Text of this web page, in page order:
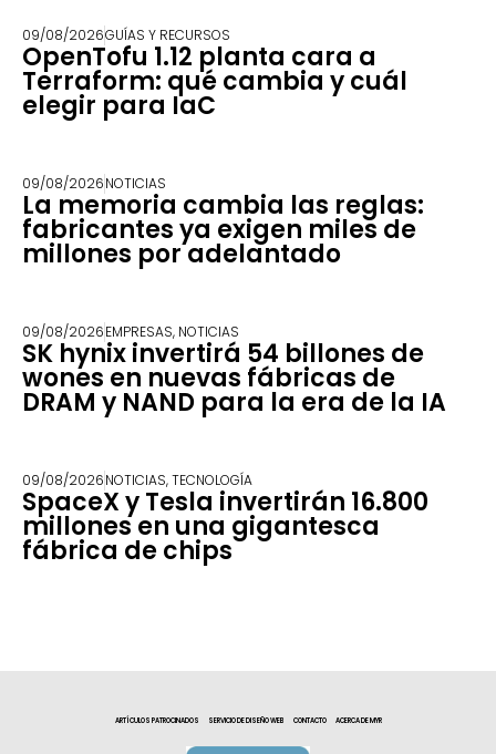
09/08/2026GUÍAS Y RECURSOS
OpenTofu 1.12 planta cara a
Terraform: qué cambia y cuál
elegir para IaC
09/08/2026NOTICIAS
La memoria cambia las reglas:
fabricantes ya exigen miles de
millones por adelantado
09/08/2026EMPRESAS, NOTICIAS
SK hynix invertirá 54 billones de
wones en nuevas fábricas de
DRAM y NAND para la era de la IA
09/08/2026NOTICIAS,TECNOLOGÍA
SpaceX y Tesla invertirán 16.800
millones en una gigantesca
fábrica de chips
ARTÍCULOS PATROCINADOS SERVICIO DE DISEÑO WEB CONTACTO ACERCA DE MYR